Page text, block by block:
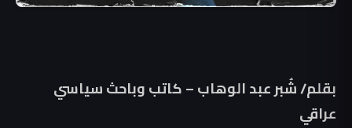
بقلم/ شُبر عبد الوهاب – كاتب وباحث سياسي
عراقي